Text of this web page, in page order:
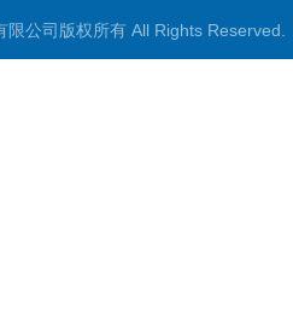
智慧农业
限公司版权所有 All Rights